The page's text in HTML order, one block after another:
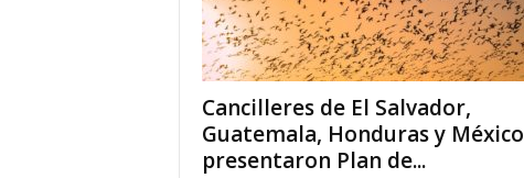
Cancilleres de El Salvador,
Guatemala, Honduras y México
presentaron Plan de...